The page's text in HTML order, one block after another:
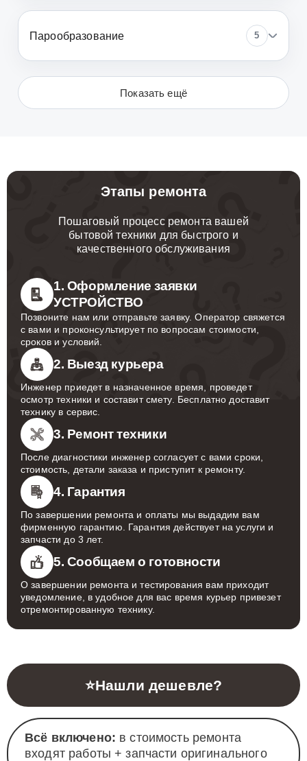
Парообразование 5
Показать ещё
Этапы ремонта
Пошаговый процесс ремонта вашей
бытовой техники для быстрого и
качественного обслуживания
1. Оформление заявки
УСТРОЙСТВО
Позвоните нам или отправьте заявку. Оператор свяжется
с вами и проконсультирует по вопросам стоимости,
сроков и условий.
2. Выезд курьера
Инженер приедет в назначенное время, проведет
осмотр техники и составит смету. Бесплатно доставит
технику в сервис.
3. Ремонт техники
После диагностики инженер согласует с вами сроки,
стоимость, детали заказа и приступит к ремонту.
4. Гарантия
По завершении ремонта и оплаты мы выдадим вам
фирменную гарантию. Гарантия действует на услуги и
запчасти до 3 лет.
5. Сообщаем о готовности
О завершении ремонта и тестирования вам приходит
уведомление, в удобное для вас время курьер привезет
отремонтированную технику.
⭐Нашли дешевле?
Всё включено: в стоимость ремонта
входят работы + запчасти оригинального